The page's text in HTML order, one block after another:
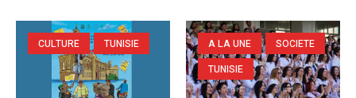
CULTURE TUNISIE A LA UNE
SOCIETE
TUNISIE